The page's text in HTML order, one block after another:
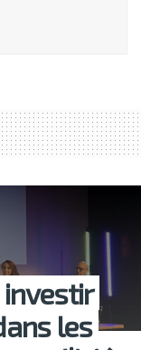
investir
les